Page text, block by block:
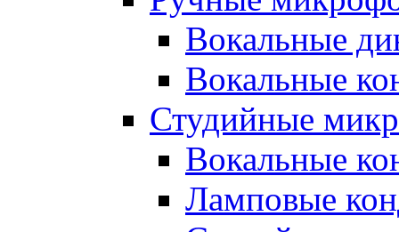
Вокальные
Вокальные
Студийные
Вокальные
Ламповые